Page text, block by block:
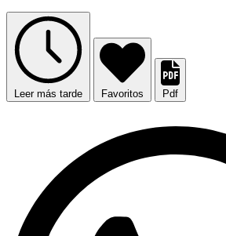
Leer más tarde Favoritos Pdf